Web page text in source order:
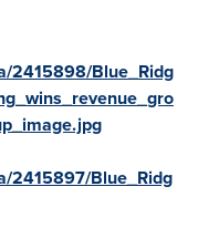
2415898/Blue_Ridg
2415897/Blue_Ridg